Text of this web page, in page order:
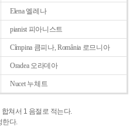
Elena 엘레나
pianist 피아니스트
Cîmpina 큼피나, România 로므니아
Oradea 오라데아
Nucet 누체트
쳐서 1 음절로 적는다.
한다.